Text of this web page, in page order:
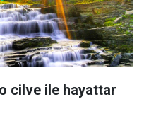
cilve ile hayattar